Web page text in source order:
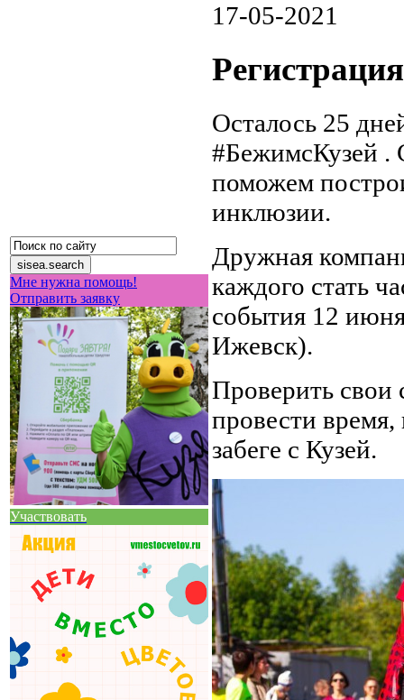
Мне нужна помощь!
Отправить заявку
Участвовать
17-05-2021
Осталось 25
#БежимсКузей .
поможем
инклюзии.
Дружная
каждого стать
события 12
Ижевск).
Проверить свои
провести
забеге с Кузей.